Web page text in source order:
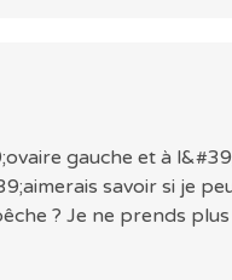
gauche et à
savoir si je
? Je ne prends